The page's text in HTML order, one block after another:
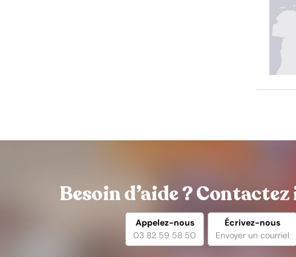
Besoin d’aide ?
Appelez-nous
03 82 59 58 50
Écrivez-nous
Envoyer un courriel